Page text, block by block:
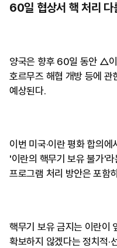
60일 협상서 핵 처리 다
양국은 향후 60일 동안 △
호르무즈 해협 개방 등에
예상된다.
이번 미국·이란 평화 합의에
'이란의 핵무기 보유 불가'
프로그램 처리 방안은 포함
핵무기 보유 금지는 이란이
확보하지 않겠다는 정치적·